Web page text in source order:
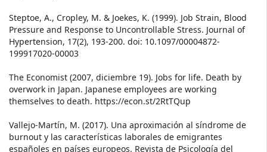
Steptoe, A., Cropley, M. & Joekes, K. (1999). Job Strain, Blood
Pressure and Response to Uncontrollable Stress. Journal of
Hypertension, 17(2), 193-200. doi: 10.1097/00004872-
199917020-00003
The Economist (2007, diciembre 19). Jobs for life. Death by
overwork in Japan. Japanese employees are working
themselves to death. https://econ.st/2RtTQup
Vallejo-Martín, M. (2017). Una aproximación al síndrome de
burnout y las características laborales de emigrantes
españoles en países europeos. Revista de Psicología del